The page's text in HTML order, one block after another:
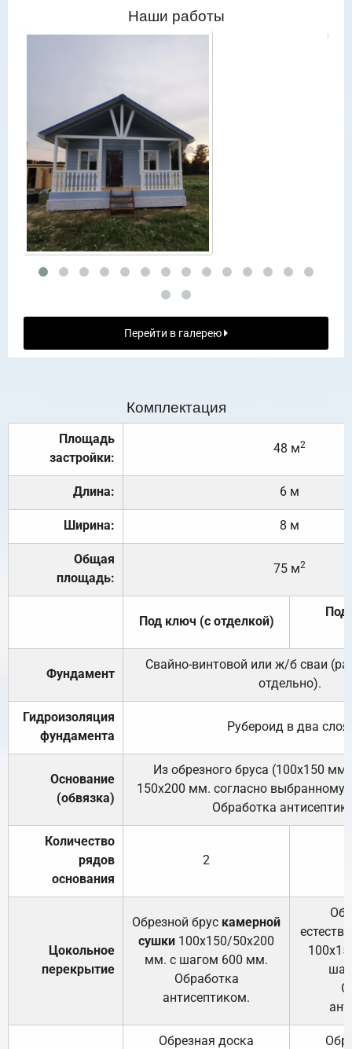
Наши работы
Перейти в галерею
Комплектация
Площадь
застройки:
48 м2
Длина: 6 м
Ширина: 8 м
Общая
площадь:
75 м2
Под ключ (с отделкой)
Под
Фундамент
Свайно-винтовой или ж/б сваи
отдельно).
Гидроизоляция
фундамента
Рубероид в два слоя.
Основание
(обвязка)
Из обрезного бруса (100х150
150х200 мм. согласно выбранному
Обработка
Количество
рядов
основания
2
Цокольное
перекрытие
Обрезной брус камерной
сушки 100х150/50х200
мм. с шагом 600 мм.
Обработка
антисептиком.
Обрезная доска